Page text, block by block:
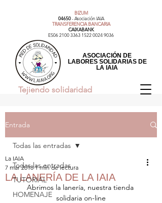
Tejiendo solidaridad
ASOCIACIÓN DE
LABORES SOLIDARIAS DE
LA IAIA
BIZUM
04650- Asociación IAIA​
TRANSFERENCIA BANCARIA
CAIXABANK
ES062100 3363 1522 00249036
Entrada
Todas las entradas
TUTORIAL
HOMENAJE
Todas las entradas
LA LANERÍA DE LA IAIA
La IAIA
7 mar 2018 1 min de lectura
Abrimos la lanería, nuestra tienda
solidaria on-line